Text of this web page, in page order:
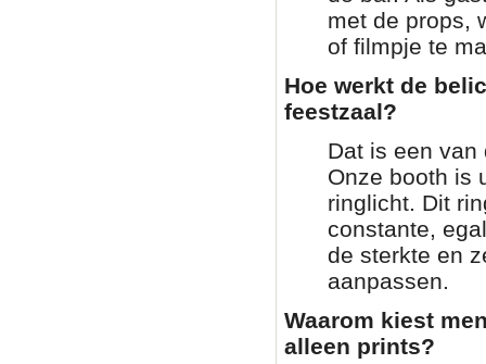
met de props,
of filmpje te
Hoe werkt de
feestzaal?
Dat is een
Onze booth is
ringlicht. Dit
constante,
de sterkte en
aanpassen.
Waarom kiest
alleen prints?